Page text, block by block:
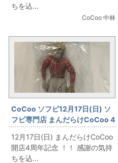
ちを込...
CoCoo 中林
CoCoo ソフビ12月17日(日) ソ
フビ専門店 まんだらけCoCoo 4
周年記念 「マーミット 世紀の大
怪獣シリーズ マタンゴ怪人 灰色
成型 1期」
12月17日(日) まんだらけCoCoo
開店4周年記念 ！！ 感謝の気持
ちを込...